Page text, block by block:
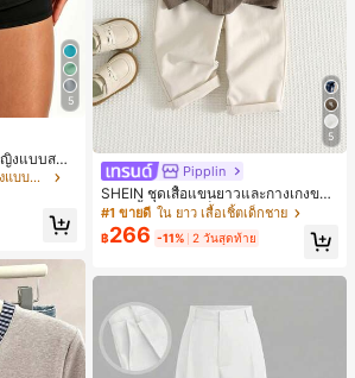
5
งแบบสบา
างเกงขา
เนส และก
ใน กางเกงในผู้หญิงแบบแอคทีฟ
5
Pipplin
SHEIN ชุดเสื้อแขนยาวและกางเกงขาย
าว 2 ชิ้น สำหรับเด็กทารกชาย/หญิง ยูนิ
เซ็กซ์ สไตล์วินเทจ ลำลอง ฤดูใบไม้ร่วง/
ฤดูหนาว ชุดเสื้อผ้าเด็กทารกชาย นุ่มนิ่
#1 ขายดี ใน ยาว เสื้อเชิ้ตเด็กชาย
฿266 -11% 2 วันสุดท้าย